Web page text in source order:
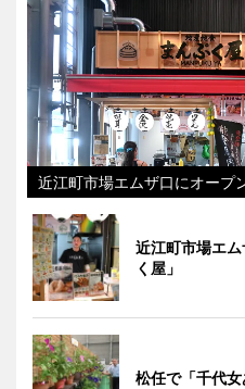
近江町市場エムザ口にオープ
近江町市場エ
く屋」
松任で「千代女